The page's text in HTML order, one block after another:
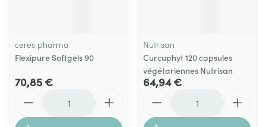
ceres pharma
Flexipure Softgels 90
70,85 €
Nutrisan
Curcuphyt 120 capsules
végétariennes Nutrisan
64,94 €